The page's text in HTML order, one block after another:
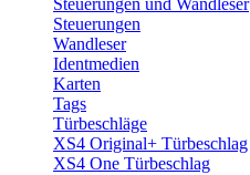
Steuerungen
Wandleser
Identmedien
Karten
Tags
Türbeschläge
XS4 Original+ Türbeschlag
XS4 One Türbeschlag